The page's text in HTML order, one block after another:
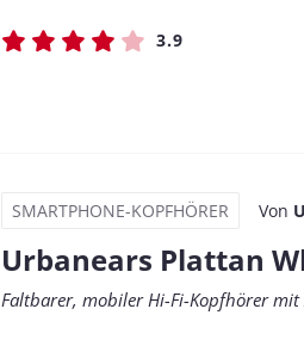
3.9
SMARTPHONE-KOPFHÖRER Von
Urbanears Plattan
Faltbarer, mobiler Hi-Fi-Kopfhörer